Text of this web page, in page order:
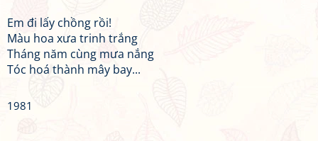
Em đi lấy chồng rồi!
Màu hoa xưa trinh trắng
Tháng năm cùng mưa nắng
Tóc hoá thành mây bay...
1981